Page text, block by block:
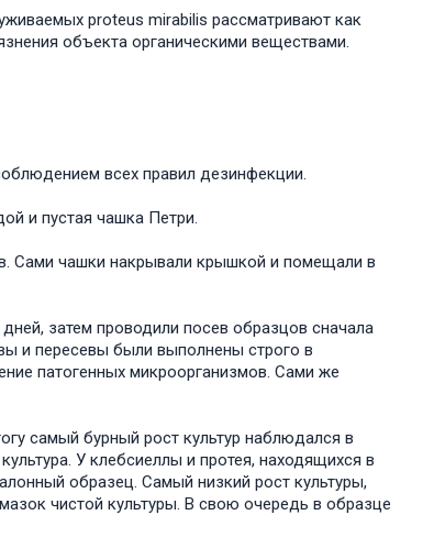
proteus mirabilis рассматривают как
объекта органическими веществами.
всех правил дезинфекции.
и пустая чашка Петри.
чашки накрывали крышкой и помещали в
затем проводили посев образцов сначала
и пересевы были выполнены строго в
патогенных микроорганизмов. Сами же
самый бурный рост культур наблюдался в
У клебсиеллы и протея, находящихся в
образец. Самый низкий рост культуры,
чистой культуры. В свою очередь в образце